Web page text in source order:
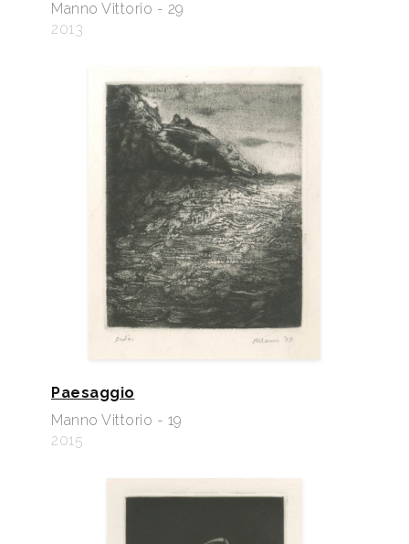
Manno Vittorio - 29
2013
Paesaggio
Manno Vittorio - 19
2015